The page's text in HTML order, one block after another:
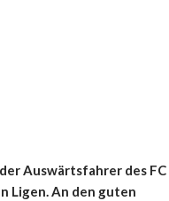
Auswärtsfahrer des FC
Ligen. An den guten